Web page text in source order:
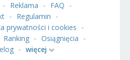
Reklama
FAQ
Regulamin
prywatności i cookies
Ranking
Osiągnięcia
więcej